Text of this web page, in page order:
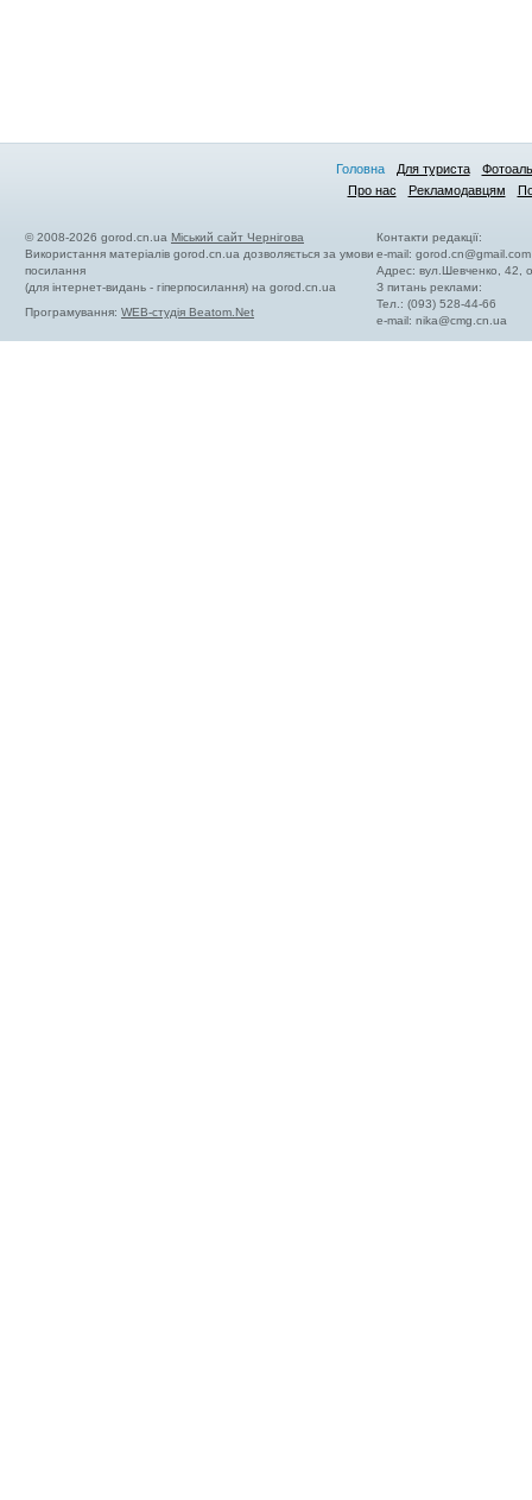
Головна Для туриста
Про нас
Рекламодавцям
© 2008-2026 gorod.cn.ua Міський сайт Чернігова
Використання матеріалів gorod.cn.ua дозволяється за умови
посилання
(для інтернет-видань - гіперпосилання) на gorod.cn.ua
Програмування: WEB-студія Beatom.Net
Контакти редакції:
e-mail:gorod.cn@gmail.com
Адрес: вул.Шевченко, 42,
З питань реклами:
Тел.: (093) 528-44-66
e-mail:nika@cmg.cn.ua